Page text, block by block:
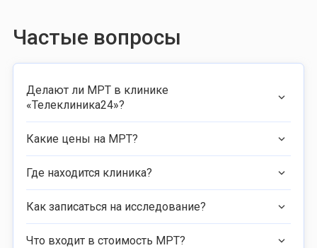
Частые вопросы
Делают ли МРТ в клинике
«Телеклиника24»?
Какие цены на МРТ?
Где находится клиника?
Как записаться на исследование?
Что входит в стоимость МРТ?